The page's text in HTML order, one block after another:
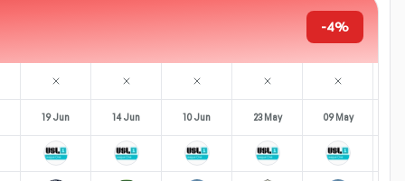
-4%
19 Jun 14 Jun 10 Jun 23 May 09 May